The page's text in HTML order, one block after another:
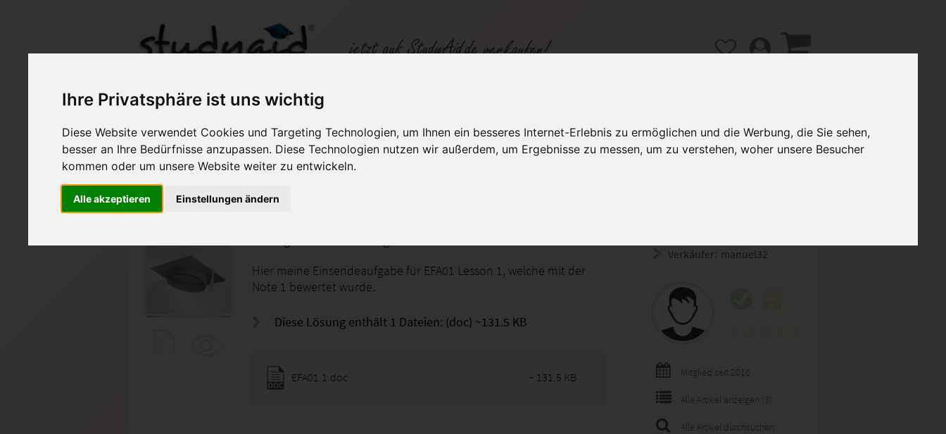
Ihre Privatsphäre ist uns wichtig
Diese Website verwendet Cookies und Targeting Technologien, um Ihnen ein besseres Internet-Erlebnis zu ermöglichen und die Werbung, die Sie sehen,
besser an Ihre Bedürfnisse anzupassen. Diese Technologien nutzen wir außerdem, um Ergebnisse zu messen, um zu verstehen, woher unsere Besucher
kommen oder um unsere Website weiter zu entwickeln.
Alle akzeptieren Einstellungen ändern
Auf StudyAid.de verkaufen Kategorien Studiengänge / Lehrgänge Hilfe / FAQ
Startseite Abitur und Hochschule
Hier meine Einsendeaufgabe für EFA01 Lesson 1, welche mit der
Note 1 bewertet wurde.
Diese Lösung enthält 1 Dateien: (doc) ~131.5 KB
EFA01.1.doc ~ 131.5 KB
Verkäufer: manuel32
Mitglied seit 2018
Alle Artikel anzeigen (3)
Alle Artikel durchsuchen